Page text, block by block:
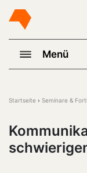
Menü
Startseite Seminare &